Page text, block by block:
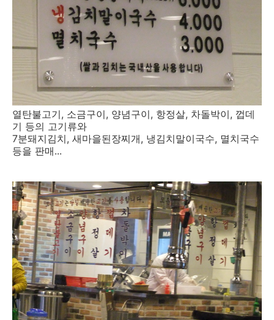
열탄불고기, 소금구이, 양념구이, 항정살, 차돌박이, 껍데
기 등의 고기류와
7분돼지김치, 새마을된장찌개, 냉김치말이국수, 멸치국수
등을 판매...